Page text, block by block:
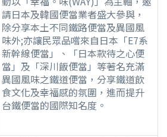
請日本及韓國便當業者盛大參與，
除分享本土不同鐵路便當及異國風
味外;亦讓民眾品嚐來自日本「E7系
新幹線便當」、「日本款待之心便
當」及「深川飯便當」等著名充滿
異國風味之鐵道便當，分享鐵道飲
食文化及幸福感的氛圍，進而提升
台鐵便當的國際知名度。